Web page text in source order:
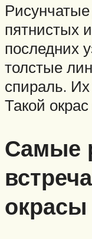
пятнистых
последних
толстые
спираль.
Такой
Самые
окрасы